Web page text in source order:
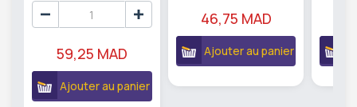
59,25 MAD
Ajouter au panier
46,75 MAD
Ajouter au panier